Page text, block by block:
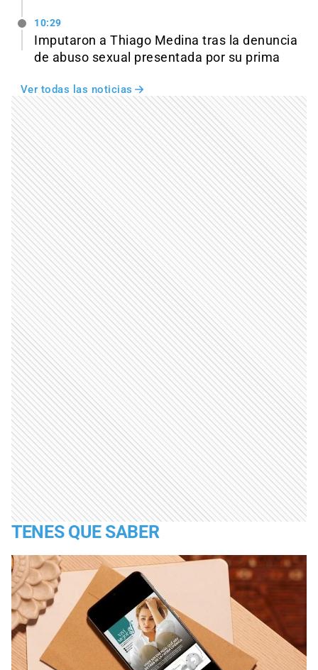
10:29
Imputaron a Thiago Medina tras la denuncia
de abuso sexual presentada por su prima
Ver todas las noticias
TENES QUE SABER